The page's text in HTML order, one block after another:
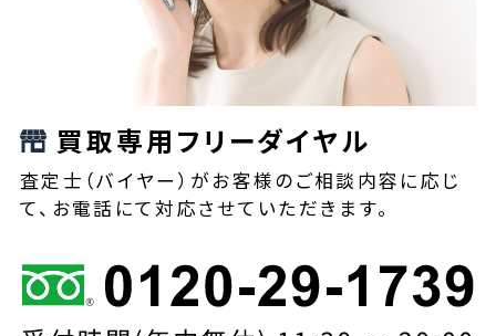
買取専用フリーダイヤル
査定士（バイヤー）がお客様のご相談内容に応じ
て、お電話にて対応させていただきます。